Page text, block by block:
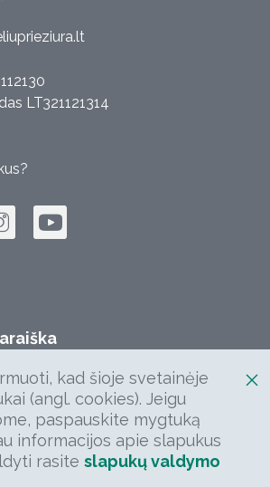
LT321121314
kad šioje svetainėje
(angl. cookies). Jeigu
paspauskite mygtuką
informacijos apie slapukus
rasite slapukų valdymo